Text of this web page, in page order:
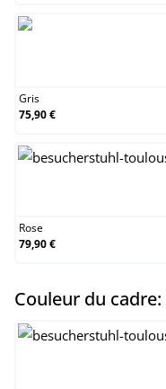
Gris
75,90 €
Rose
79,90 €
Couleur du cadre: